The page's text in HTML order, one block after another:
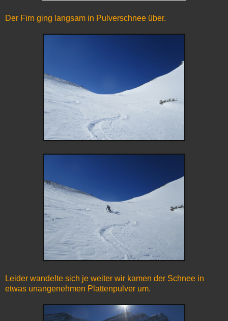
Der Firn ging langsam in Pulverschnee über.
Leider wandelte sich je weiter wir kamen der Schnee in
etwas unangenehmen Plattenpulver um.